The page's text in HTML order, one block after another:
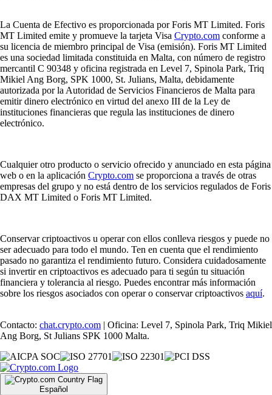
La Cuenta de Efectivo es proporcionada por Foris MT Limited. Foris
MT Limited emite y promueve la tarjeta Visa Crypto.com conforme a
su licencia de miembro principal de Visa (emisión). Foris MT Limited
es una sociedad limitada constituida en Malta, con número de registro
mercantil C 90348 y oficina registrada en Level 7, Spinola Park, Triq
Mikiel Ang Borg, SPK 1000, St. Julians, Malta, debidamente
autorizada por la Autoridad de Servicios Financieros de Malta para
emitir dinero electrónico en virtud del anexo III de la Ley de
instituciones financieras que regula las instituciones de dinero
electrónico.
Cualquier otro producto o servicio ofrecido y anunciado en esta página
web o en la aplicación Crypto.com se proporciona a través de otras
empresas del grupo y no está dentro de los servicios regulados de Foris
DAX MT Limited o Foris MT Limited.
Conservar criptoactivos u operar con ellos conlleva riesgos y puede no
ser adecuado para todo el mundo. Ten en cuenta que el rendimiento
pasado no garantiza el rendimiento futuro. Considera cuidadosamente
si invertir en criptoactivos es adecuado para ti según tu situación
financiera y tolerancia al riesgo. Puedes encontrar más información
sobre los riesgos asociados con operar o conservar criptoactivos aquí.
Contacto: chat.crypto.com | Oficina: Level 7, Spinola Park, Triq Mikiel
Ang Borg, St Julians SPK 1000 Malta.
Español